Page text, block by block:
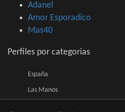
Adanel
Amor Esporadico
Mas40
Perfiles por categorias
España
Las Manos